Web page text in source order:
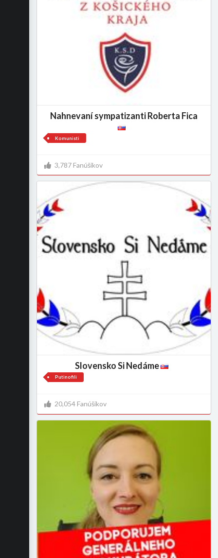
Nahnevaní sympatizanti Roberta Fica
Komunisti
3,787 Fanúšikov
Slovensko Si Nedáme
Putinofili
20,054 Fanúšikov